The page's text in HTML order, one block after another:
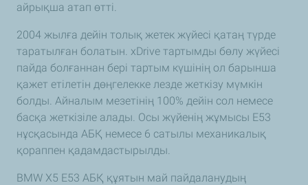
айрықша атап өтті.
2004 жылға дейін толық жетек жүйесі қатаң түрде
таратылған болатын. xDrive тартымды бөлу жүйесі
пайда болғаннан бері тартым күшінің ол барынша
қажет етілетін дөңгелекке лезде жеткізу мүмкін
болды. Айналым мезетінің 100% дейін сол немесе
басқа жеткізіле алады. Осы жүйенің жұмысы E53
нұсқасында АБҚ немесе 6 сатылы механикалық
қораппен қадамдастырылды.
BMW X5 E53 АБҚ құятын май пайдаланудың